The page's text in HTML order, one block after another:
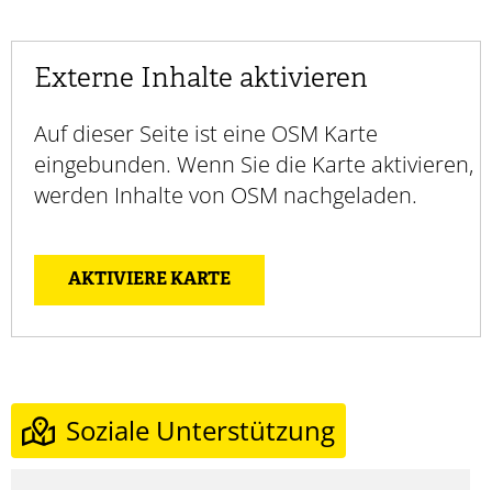
Externe Inhalte aktivieren
Auf dieser Seite ist eine OSM Karte
eingebunden. Wenn Sie die Karte aktivieren,
werden Inhalte von OSM nachgeladen.
AKTIVIERE KARTE
Soziale Unterstützung